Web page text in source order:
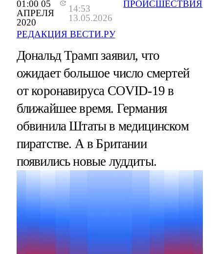
01:00 05
АПРЕЛЯ
2020
14:53
13.05.2026
РЕДАКЦИЯ ВЕСТИ.РУ
ПРОИСШЕСТВИЯ
Дональд Трамп заявил, что
ожидает большое число смертей
от коронавируса COVID-19 в
ближайшее время. Германия
обвинила Штаты в медицинском
пиратстве. А в Британии
появились новые луддиты.